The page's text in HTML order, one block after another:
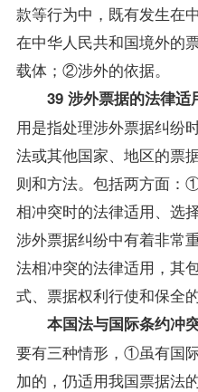
款等行为中，既有发生在
在中华人民共和国境外的
载体；②涉外的依据。
39 涉外票据的法律适
用是指处理涉外票据纠纷
法或其他国家、地区的票
则和方法。包括两方面：
相冲突时的法律适用、选
涉外票据纠纷中有着非常
法相冲突的法律适用，其
式、票据权利行使和保全
本国法与国际条约冲
要有三种情形，①虽有国
加的，仍适用我国票据法